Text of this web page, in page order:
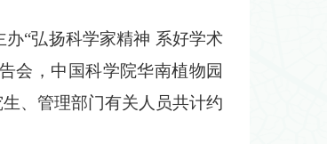
“弘扬科学家精神 系好学术
会，中国科学院华南植物园
、管理部门有关人员共计约